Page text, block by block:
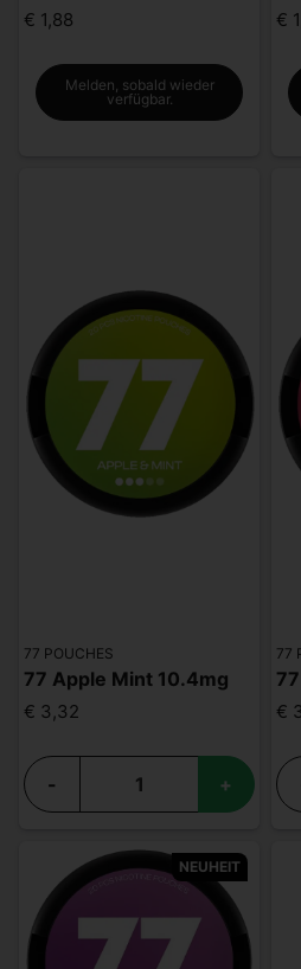
€ 1,88
Melden, sobald wieder
verfügbar.
€
77 POUCHES
77 Apple Mint 10.4mg
€ 3,32
- +
77
€
NEUHEIT